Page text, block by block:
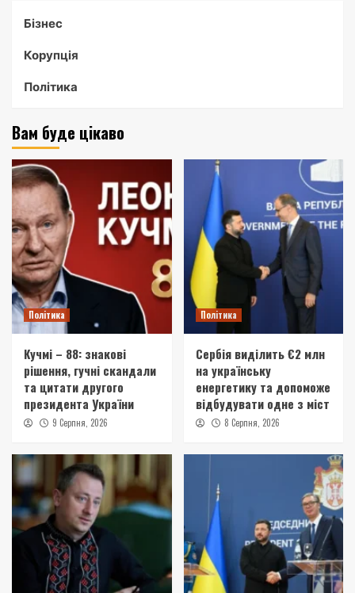
Бізнес
Корупція
Політика
Вам буде цікаво
Політика
Кучмі – 88: знакові
рішення, гучні скандали
та цитати другого
президента України
9 Серпня, 2026
Політика
Сербія виділить €2 млн
на українську
енергетику та допоможе
відбудувати одне з міст
8 Серпня, 2026